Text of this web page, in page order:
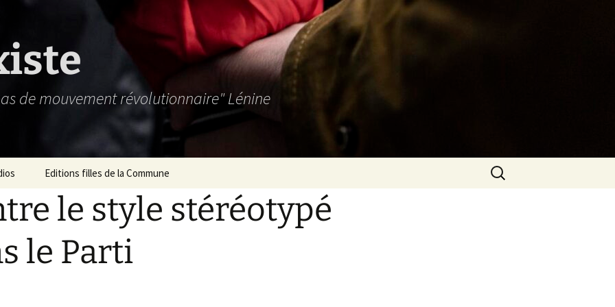
de mouvement révolutionnaire" Lénine
Editions filles de la Commune Rechercher :
le style stéréotypé
le Parti